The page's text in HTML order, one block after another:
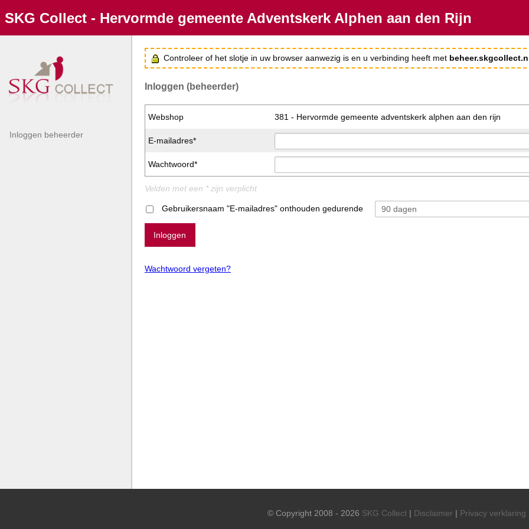
SKG Collect - Hervormde gemeente Adventskerk Alphen aan den Rijn
Inloggen beheerder
Controleer of het slotje in uw browser aanwezig is en u verbinding heeft met
Inloggen (beheerder)
Webshop 381 - Hervormde gemeente adventskerk alphen aan den rijn
E-mailadres*
Wachtwoord*
Velden met een * zijn verplicht
Gebruikersnaam "E-mailadres" onthouden gedurende
Wachtwoord vergeten?
© Copyright 2008 - 2026 SKG Collect | Disclaimer | Privacy verklaring